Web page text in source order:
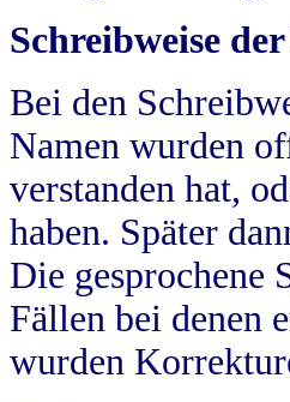
Schreibweise
Bei den
Namen wurden
verstanden hat,
haben. Später
Die gesprochene
Fällen bei denen
wurden